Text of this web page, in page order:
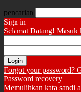
pencarian
Sign in
Selamat Datang! Masuk
Forgot your password?
Password recovery
Memulihkan kata sandi